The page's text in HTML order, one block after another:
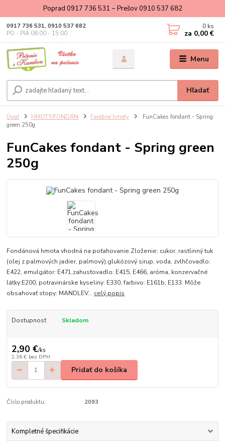
Poprad 0917 736 531 ~ Prešov 0910 537 682
Menu
Hľadať
0917 736 531, 0910 537 682
PO - PIA 08:00 - 15:00
0 ks
za 0,00 €
Úvod HMOTY/FONDÁN Farebné hmoty
FunCakes fondant - Spring
green 250g
FunCakes fondant - Spring green
250g
Fondánová hmota vhodná na poťahovanie.Zloženie: cukor, rastlinný tuk
(olej z palmových jadier, palmový),glukózový sirup, voda, zvlhčovadlo:
E422, emulgátor: E471,zahusťovadlo: E415, E466, aróma, konzervačné
látky:E200, potravinárske kyseliny: E330, farbivo: E161b, E133. Môže
obsahovať stopy: MANDLEV... celý popis
Dostupnosť Skladom
2,90 €/ks
2,36 € bez DPH
Pridať do košíka
Číslo produktu: 2093
Kompletné špecifikácie